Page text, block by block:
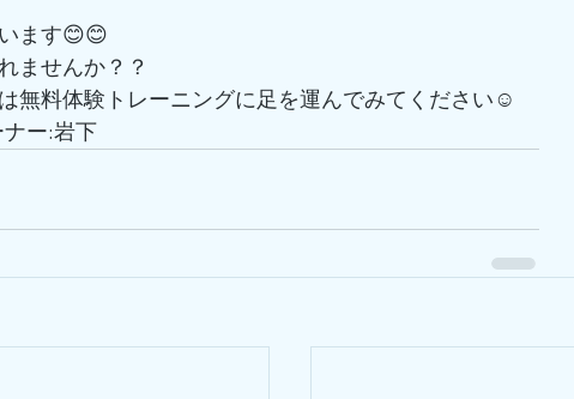
ます😊😊
ませんか？？
無料体験トレーニングに足を運んでみてください☺️
ー:岩下